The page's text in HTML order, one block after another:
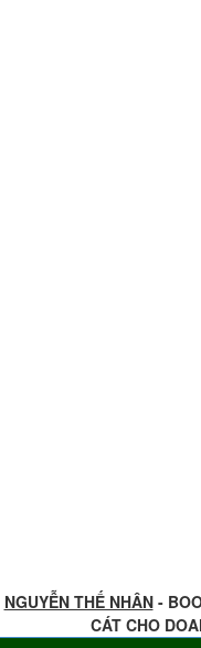
NGUYỄN THẾ NHÂN-
CÁT CHO